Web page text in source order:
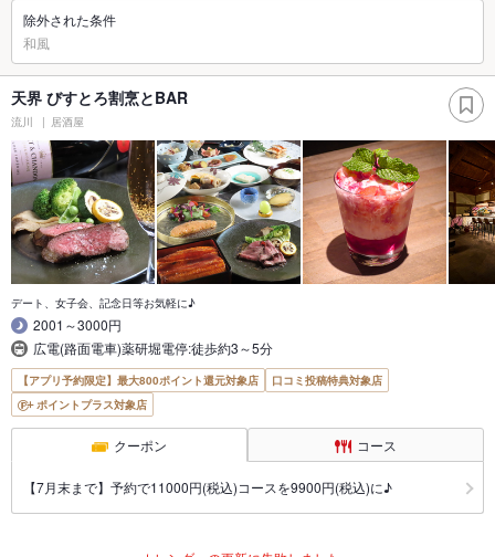
除外された条件
和風
天界 びすとろ割烹とBAR
流川 居酒屋
デート、女子会、記念日等お気軽に♪
2001～3000円
広電(路面電車)薬研堀電停:徒歩約3～5分
【アプリ予約限定】最大800ポイント還元対象店
口コミ投稿特典対象店
ポイントプラス対象店
クーポン コース
【7月末まで】予約で11000円(税込)コースを9900円(税込)に♪